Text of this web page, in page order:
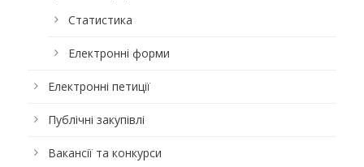
Статистика
Електронні форми
Електронні петиції
Публічні закупівлі
Вакансії та конкурси